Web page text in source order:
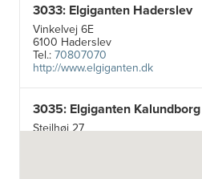
3033: Elgiganten Haderslev
Vinkelvej 6E
6100 Haderslev
Tel.:70807070
http://www.elgiganten.dk
3035: Elgiganten Kalundborg
Stejlhøj 27